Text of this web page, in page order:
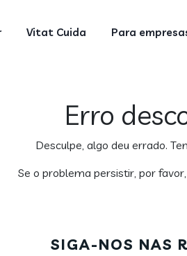
Vitat Cuida Para
Erro
Desculpe, algo deu errado.
Se o problema persistir, por
SIGA-NOS NAS